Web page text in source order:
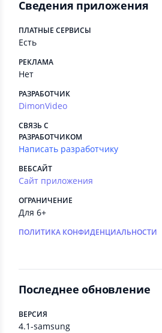
Сведения приложения
ПЛАТНЫЕ СЕРВИСЫ
Есть
РЕКЛАМА
Нет
РАЗРАБОТЧИК
DimonVideo
СВЯЗЬ С
РАЗРАБОТЧИКОМ
Написать разработчику
ВЕБСАЙТ
Сайт приложения
ОГРАНИЧЕНИЕ
Для 6+
ПОЛИТИКА КОНФИДЕНЦИАЛЬНОСТИ
Последнее обновление
ВЕРСИЯ
4.1-samsung